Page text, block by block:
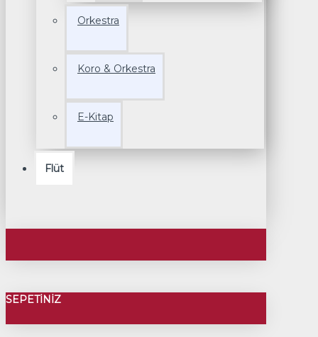
Orkestra
Koro & Orkestra
E-Kitap
Flüt
SEPETINIZ